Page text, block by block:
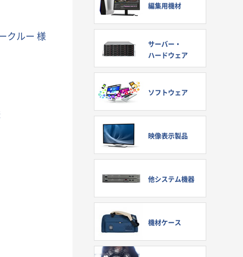
クルー 様
編集用機材
サーバー・
ハードウェア
ソフトウェア
映像表示製品
他システム機器
機材ケース